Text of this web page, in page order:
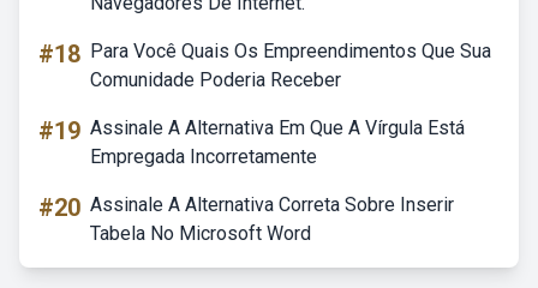
#18 Para Você Quais Os Empreendimentos Que Sua
Comunidade Poderia Receber
#19 Assinale A Alternativa Em Que A Vírgula Está
Empregada Incorretamente
#20 Assinale A Alternativa Correta Sobre Inserir
Tabela No Microsoft Word